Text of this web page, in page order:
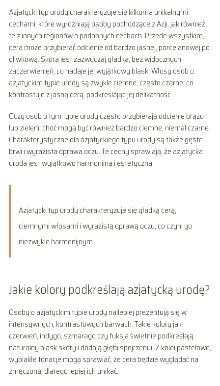
Azjatycki typ urody charakteryzuje się kilkoma unikalnymi
cechami, które wyróżniają osoby pochodzące z Azji, jak również
te z innych regionów o podobnych cechach. Przede wszystkim,
cera może przybierać odcienie od bardzo jasnej, porcelanowej po
oliwkową. Skóra jest zazwyczaj gładka, bez widocznych
zaczerwienień, co nadaje jej wyjątkowy blask. Włosy osób o
azjatyckim typie urody są zwykle ciemne, często czarne, co
kontrastuje z jasną cerą, podkreślając jej delikatność.
Oczy osób o tym typie urody często przybierają odcienie brązu
lub zieleni, choć mogą być również bardzo ciemne, niemal czarne.
Charakterystyczne dla azjatyckiego typu urody są także gęste
brwi i wyrazista oprawa oczu. Te cechy sprawiają, że azjatycka
uroda jest wyjątkowo harmonijna i estetyczna.
Azjatycki typ urody charakteryzuje się gładką cerą,
ciemnymi włosami i wyrazistą oprawą oczu, co czyni go
niezwykle harmonijnym.
Jakie kolory podkreślają azjatycką urodę?
Osoby o azjatyckim typie urody najlepiej prezentują się w
intensywnych, kontrastowych barwach. Takie kolory jak
czerwień, indygo, szmaragd czy fuksja świetnie podkreślają
naturalny blask skóry i dodają głębi spojrzeniu. Z kolei pastelowe,
wyblakłe tonacje mogą sprawiać, że cera będzie wyglądać na
zmęczoną, dlatego lepiej ich unikać.